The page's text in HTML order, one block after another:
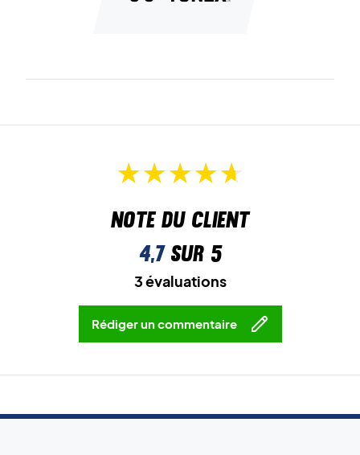
Note du client
4,7sur 5
3 évaluations
Rédiger un commentaire